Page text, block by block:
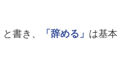
と書き、 「辞める」 は基本